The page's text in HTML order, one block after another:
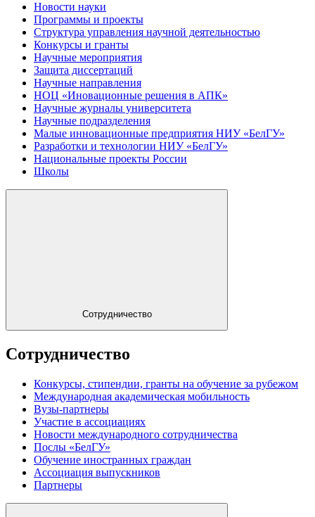
Новости науки
Программы и проекты
Структура управления научной деятельностью
Конкурсы и гранты
Научные мероприятия
Защита диссертаций
Научные направления
НОЦ «Иновационные решения в АПК»
Научные журналы университета
Научные подразделения
Малые инновационные предприятия НИУ «БелГУ»
Разработки и технологии НИУ «БелГУ»
Национальные проекты России
Школы
Сотрудничество
Сотрудничество
Конкурсы, стипендии, гранты на обучение за рубежом
Международная академическая мобильность
Вузы-партнеры
Участие в ассоциациях
Новости международного сотрудничества
Послы «БелГУ»
Обучение иностранных граждан
Ассоциация выпускников
Партнеры